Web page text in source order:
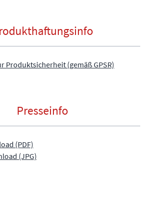
Produktsicherheit (gemäß GPSR)
Presseinfo
(PDF)
(JPG)